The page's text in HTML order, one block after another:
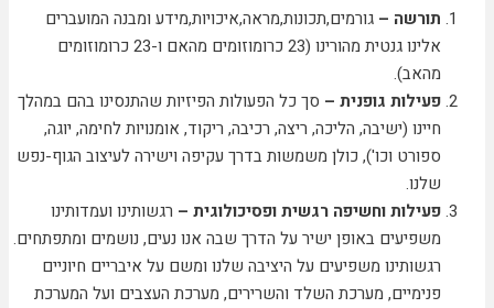
תורשה – גורמים,תכונות,מראה,איכויות,מידע ומבנה המועברים
אלינו גנטית מהורינו (23 כרומוזומים מהאם ו-23 כרומוזומים
מהאב).
פעילות גופנית – סך כל הפעולות הפיזיות שהתנסינו בהם במהלך
חיינו (ישיבה, הליכה, ריצה, רכיבה, ריקוד, אומנויות לחימה, יוגה,
ספורט וכו'), כולן משמשות בדרך עקיפה וישירה לעיצוב הגוף-נפש
שלנו.
פעילות וחשיפה רגשית ופסיכולוגית – רגשותינו ועמדותינו
משפיעים באופן ישיר על הדרך שבה אנו נעים, נושמים ומתפתחים.
רגשותינו משפיעים על היציבה שלנו ומשם על איבריים חיוניים
פנימיים, מערכת השלד והשרירים, מערכת העצבים ועל המערכת